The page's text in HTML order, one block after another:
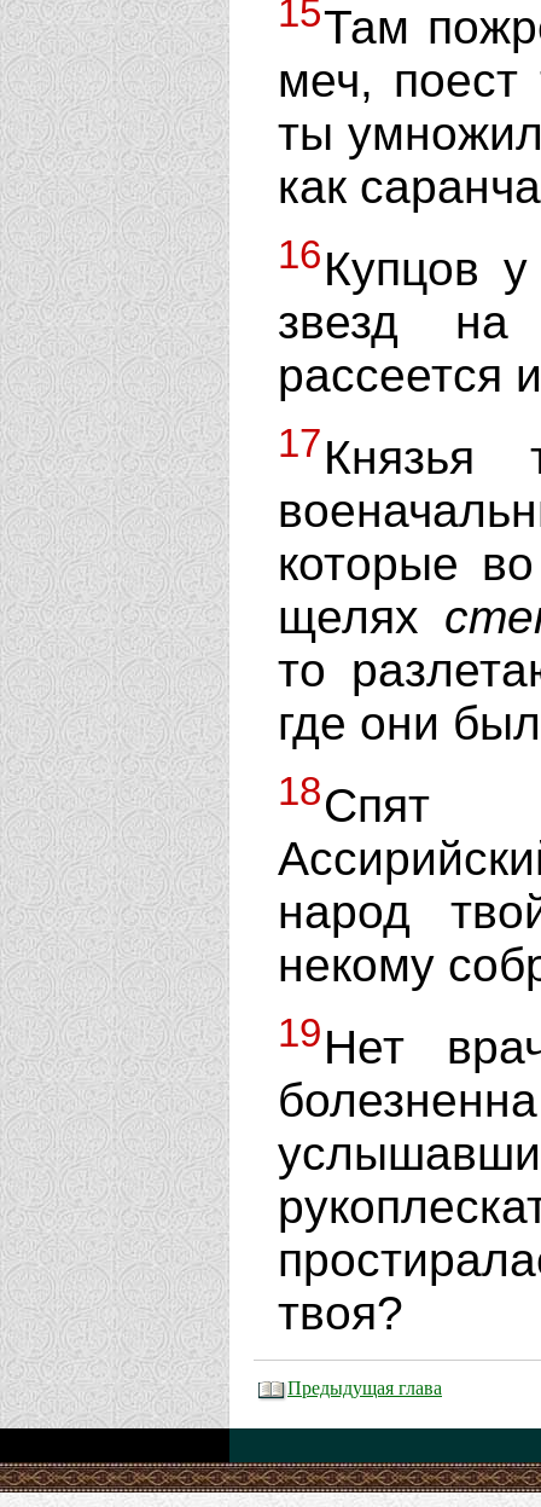
15Там
меч, поест
ты
как
16Купцов
звезд
рассеется
17
которые
щелях
то
где они
18Спят
народ
некому
19Нет
твоя?
Предыдущая глава